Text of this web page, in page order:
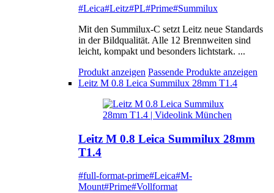
#Leica#Leitz#PL#Prime#Summilux
Mit den Summilux-C setzt Leitz neue Standards
in der Bildqualität. Alle 12 Brennweiten sind
leicht, kompakt und besonders lichtstark. ...
Produkt anzeigen Passende Produkte anzeigen
Leitz M 0.8 Leica Summilux 28mm T1.4
Leitz M 0.8 Leica Summilux 28mm
T1.4
#full-format-prime#Leica#M-
Mount#Prime#Vollformat